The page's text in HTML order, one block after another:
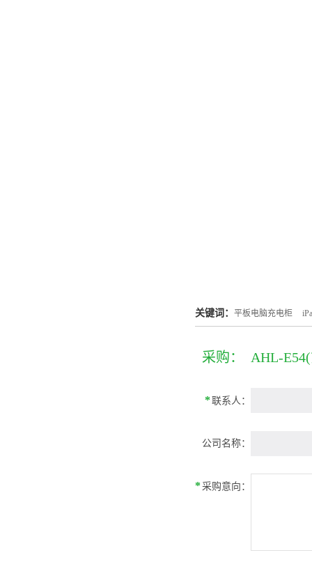
关键词： 平板电脑充电柜
采购： AHL-
* 联系人：
公司名称：
* 采购意向：